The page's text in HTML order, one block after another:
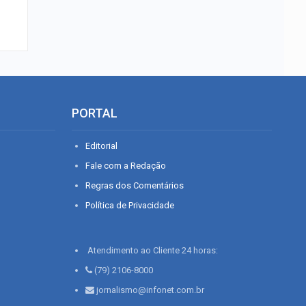
PORTAL
Editorial
Fale com a Redação
Regras dos Comentários
Política de Privacidade
Atendimento ao Cliente 24 horas:
(79) 2106-8000
jornalismo@infonet.com.br